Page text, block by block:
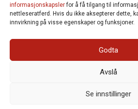
informasjonskapslerfor å få tilgang til
nettleseratferd. Hvis du ikke aksepterer dette,
innvirkning på visse egenskaper og funksjoner.
Godta
Avslå
Se innstillinger
Besteforeldrenes
Ansvarlig redaktør
:
: Postboks 1231
Organisasjonsnummer